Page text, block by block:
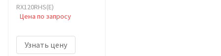
RX120RHS(E)
Цена по запросу
Узнать цену